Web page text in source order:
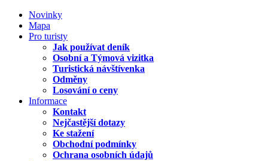
Novinky
Mapa
Pro turisty
Jak používat deník
Osobní a Týmová vizitka
Turistická návštívenka
Odměny
Losování o ceny
Informace
Kontakt
Nejčastější dotazy
Ke stažení
Obchodní podmínky
Ochrana osobních údajů